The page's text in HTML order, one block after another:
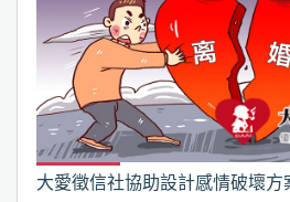
大愛徵信社協助設計感情破壞